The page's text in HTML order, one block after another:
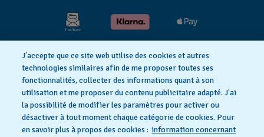
Renoncer au contrat
Déclaration de confidentialité
Déclaration concernant les cookies
J’accepte que ce site web utilise des cookies et autres
technologies similaires afin de me proposer toutes ses
fonctionnalités, collecter des informations quant à son
utilisation et me proposer du contenu publicitaire adapté. J’ai
la possibilité de modifier les paramètres pour activer ou
désactiver à tout moment chaque catégorie de cookies. Pour
en savoir plus à propos des cookies : information concernant